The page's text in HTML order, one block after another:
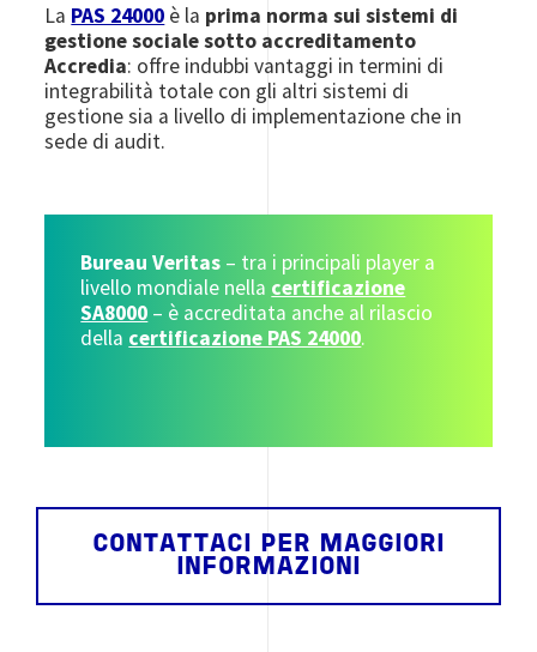
La PAS 24000 è la prima norma sui sistemi di
gestione sociale sotto accreditamento
Accredia: offre indubbi vantaggi in termini di
integrabilità totale con gli altri sistemi di
gestione sia a livello di implementazione che in
sede di audit.
Bureau Veritas – tra i principali player a
livello mondiale nella certificazione
SA8000 – è accreditata anche al rilascio
della certificazione PAS 24000.
CONTATTACI PER MAGGIORI
INFORMAZIONI